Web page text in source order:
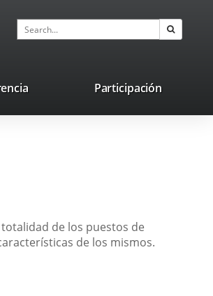
application.
Search
Participación
de los puestos de
de los mismos.